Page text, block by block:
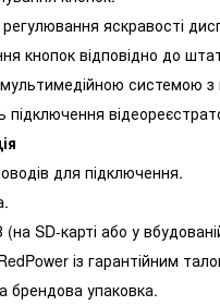
яскравості
кнопок відповідно до
системою з
підключення
для підключення.
SD-карті або у
із гарантійним
брендова упаковка.